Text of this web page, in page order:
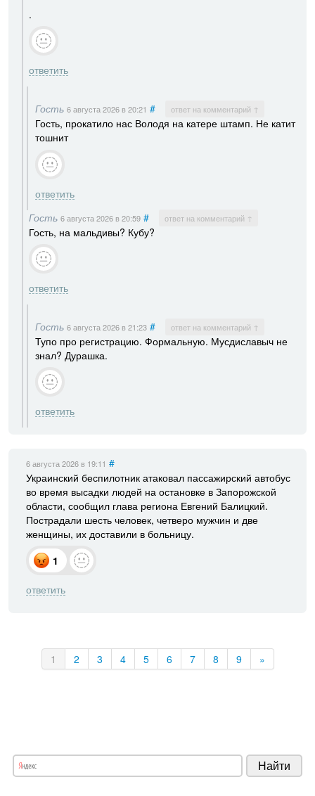
.
ответить
Гость 6 августа 2026 в 20:21 # ответ на комментарий ↑
Гость, прокатило нас Володя на катере штамп. Не катит
тошнит
ответить
Гость 6 августа 2026 в 20:59 # ответ на комментарий ↑
Гость, на мальдивы? Кубу?
ответить
Гость 6 августа 2026 в 21:23 # ответ на комментарий ↑
Тупо про регистрацию. Формальную. Мусдиславыч не
знал? Дурашка.
ответить
6 августа 2026 в 19:11 #
Украинский беспилотник атаковал пассажирский автобус
во время высадки людей на остановке в Запорожской
области, сообщил глава региона Евгений Балицкий.
Пострадали шесть человек, четверо мужчин и две
женщины, их доставили в больницу.
1
ответить
1 2 3 4 5 6 7 8 9 »